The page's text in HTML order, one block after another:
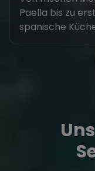
Paella bis zu
spanische